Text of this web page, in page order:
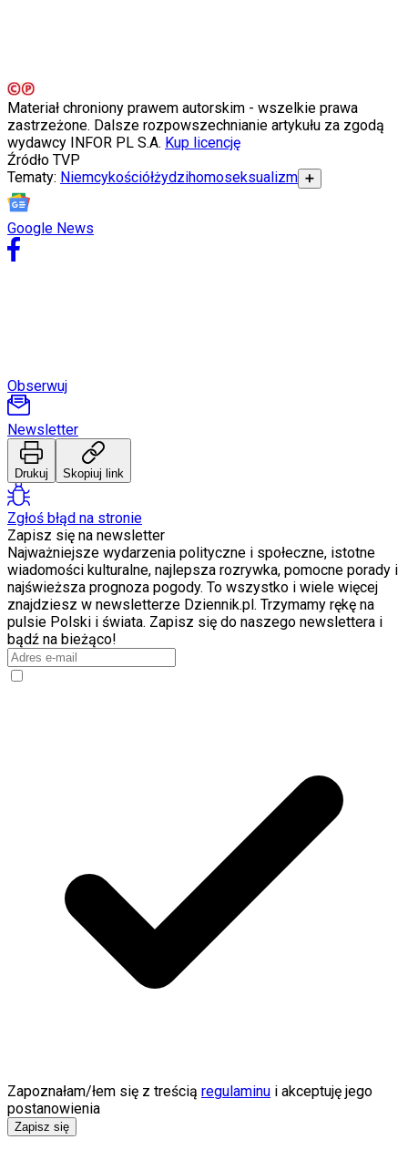
Wtedy się działo
Silver news
Ogród
Gotowanie
Porady
Przepisy
Polska
Nieruchomości
Budowa i remont
Architektura i design
Kupno i wynajem
Aktualności
Premiery
Recenzje
Rozrywka
Technologia
Aktualności
Aplikacje mobilne
Gry
Teatr
Magia
Horoskopy
Numerologia
Sennik
Kody rabatowe
gazetaprawna.pl
Materiał chroniony prawem autorskim - wszelkie prawa
zastrzeżone. Dalsze rozpowszechnianie artykułu za zgodą
wydawcy INFOR PL S.A. Kup licencję
Źródło TVP
Tematy: Niemcykościółżydzihomoseksualizm ➕
Google News
Obserwuj
Newsletter
Drukuj Skopiuj link
Zgłoś błąd na stronie
Zapisz się na newsletter
Najważniejsze wydarzenia polityczne i społeczne, istotne
wiadomości kulturalne, najlepsza rozrywka, pomocne porady i
najświeższa prognoza pogody. To wszystko i wiele więcej
znajdziesz w newsletterze Dziennik.pl. Trzymamy rękę na
pulsie Polski i świata. Zapisz się do naszego newslettera i
bądź na bieżąco!
Zapoznałam/łem się z treścią regulaminu i akceptuję jego
postanowienia
Zapisz się